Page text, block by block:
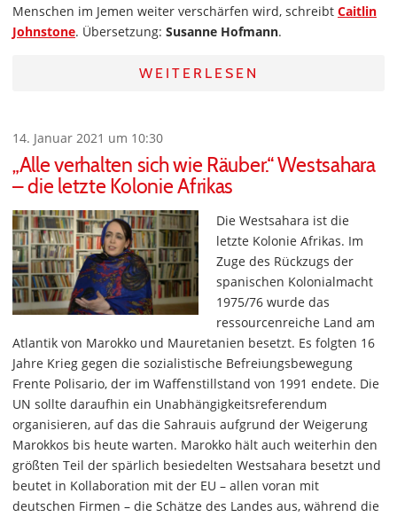
Menschen im Jemen weiter verschärfen wird, schreibt Caitlin
Johnstone. Übersetzung: Susanne Hofmann.
WEITERLESEN
14. Januar 2021 um 10:30
„Alle verhalten sich wie Räuber.“ Westsahara
– die letzte Kolonie Afrikas
Die Westsahara ist die
letzte Kolonie Afrikas. Im
Zuge des Rückzugs der
spanischen Kolonialmacht
1975/76 wurde das
ressourcenreiche Land am
Atlantik von Marokko und Mauretanien besetzt. Es folgten 16
Jahre Krieg gegen die sozialistische Befreiungsbewegung
Frente Polisario, der im Waffenstillstand von 1991 endete. Die
UN sollte daraufhin ein Unabhängigkeitsreferendum
organisieren, auf das die Sahrauis aufgrund der Weigerung
Marokkos bis heute warten. Marokko hält auch weiterhin den
größten Teil der spärlich besiedelten Westsahara besetzt und
beutet in Kollaboration mit der EU – allen voran mit
deutschen Firmen – die Schätze des Landes aus, während die